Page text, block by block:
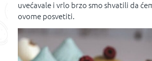
uvećavale i vrlo brzo smo shvatili da
ovome posvetiti.